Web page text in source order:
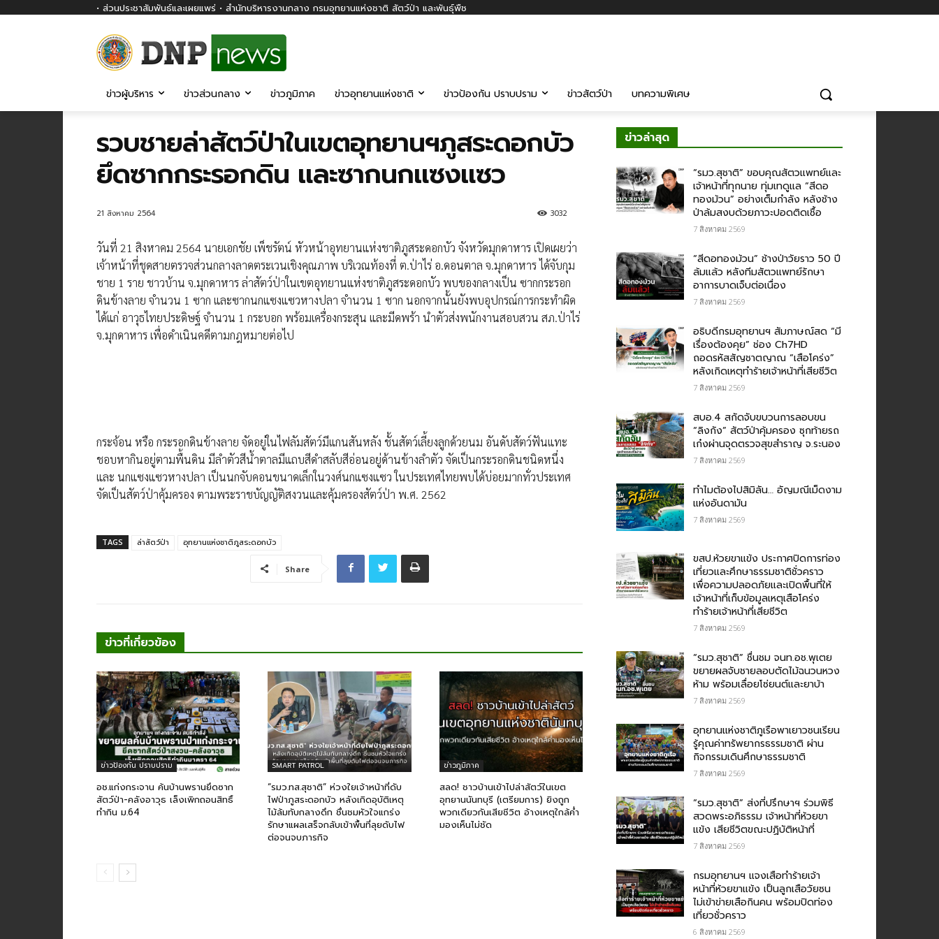
• ส่วนประชาสัมพันธ์และเผยแพร่ • สำนักบริหารงานกลาง กรมอุทยานแห่งชาติ สัตว์ป่า และพันธุ์พืช
ข่าวผู้บริหาร ข่าวส่วนกลาง ข่าวภูมิภาค ข่าวอุทยานแห่งชาติ ข่าวป้องกัน ปราบปราม ข่าวสัตว์ป่า บทความพิเศษ
รวบชายล่าสัตว์ป่าในเขตอุทยานฯภูสระดอกบัว
ยึดซากกระรอกดิน และซากนกแซงแซว
21 สิงหาคม 2564 3032
วันที่ 21 สิงหาคม 2564 นายเอกชัย เพ็ชรัตน์ หัวหน้าอุทยานแห่งชาติภูสระดอกบัว จังหวัดมุกดาหาร เปิดเผย​ว่า​
เจ้า​หน้าที่​ชุดสายตรวจส่วนกลางลาดตระเวนเชิงคุณภาพ บริเวณท้องที่ ต.ป่าไร่ อ.ดอนตาล จ.มุกดาหาร ได้จับกุม
ชาย 1 ราย ชาวบ้าน จ.มุกดาหาร ล่าสัตว์ป่าในเขตอุทยานแห่งชาติภูสระดอกบัว พบของกลางเป็น ซากกระรอก
ดินข้างลาย จำนวน 1 ซาก และซากนกแซงแซวหางปลา จำนวน 1 ซาก นอกจาก​นั้นยังพบอุปกรณ์การกระทำผิด
ได้แก่ อาวุธไทยประดิษฐ์ จำนวน 1 กระบอก พร้อมเครื่องกระสุน และมีดพร้า นำตัวส่งพนักงานสอบสวน สภ.ป่าไร่
จ.มุกดาหาร เพื่อดำเนินคดีตามกฎหมาย​ต่อไป​
กระจ้อน หรือ กระรอกดินข้างลาย จัดอยู่ในไฟลัมสัตว์มีแกนสันหลัง ชั้นสัตว์เลี้ยงลูกด้วยนม อันดับสัตว์ฟันแทะ
ชอบหากินอยู่ตามพื้นดิน มีลำตัวสีน้ำตาลมีแถบสีดำสลับสีอ่อนอยู่ด้านข้างลำตัว จัดเป็นกระรอกดินชนิดหนึ่ง
และ นกแซงแซวหางปลา เป็นนกจับคอนขนาดเล็กในวงศ์นกแซงแซว ในประเทศไทยพบได้บ่อยมากทั่วประเทศ
จัดเป็นสัตว์ป่าคุ้มครอง ตามพระราชบัญญัติสงวนและคุ้มครองสัตว์ป่า พ.ศ. 2562
TAGS ล่าสัตว์ป่า อุทยานแห่งชาติภูสระดอกบัว
Share
ข่าวที่เกี่ยวข้อง
ข่าวป้องกัน ปราบปราม
อช.แก่งกระจาน ค้นบ้านพรานยึดซาก
สัตว์ป่า-คลังอาวุธ เล็งเพิกถอนสิทธิ์
ทำกิน ม.64
SMART PATROL
“รมว.ทส.สุชาติ” ห่วงใยเจ้าหน้าที่ดับ
ไฟป่าภูสระดอกบัว หลังเกิดอุบัติเหตุ
ไม้ล้มทับกลางดึก ชื่นชมหัวใจแกร่ง
รักษาแผลเสร็จกลับเข้าพื้นที่ลุยดับไฟ
ต่อจนจบภารกิจ
ข่าวภูมิภาค
สลด! ชาวบ้านเข้าไปล่าสัตว์ในเขต
อุทยานนันทบุรี (เตรียมการ) ยิงถูก
พวกเดียวกันเสียชีวิต อ้างเหตุใกล้ค่ำ
มองเห็นไม่ชัด
ข่าวล่าสุด
“รมว.สุชาติ” ขอบคุณสัตวแพทย์และ
เจ้าหน้าที่ทุกนาย ทุ่มเทดูแล “สีดอ
ทองม้วน” อย่างเต็มกำลัง หลังช้าง
ป่าล้มสงบด้วยภาวะปอดติดเชื้อ
7 สิงหาคม 2569
“สีดอทองม้วน” ช้างป่าวัยราว 50 ปี
ล้มแล้ว หลังทีมสัตวแพทย์รักษา
อาการบาดเจ็บต่อเนื่อง
7 สิงหาคม 2569
อธิบดีกรมอุทยานฯ สัมภาษณ์สด “มี
เรื่องต้องคุย” ช่อง Ch7HD
ถอดรหัสสัญชาตญาณ “เสือโคร่ง”
หลังเกิดเหตุทำร้ายเจ้าหน้าที่เสียชีวิต
7 สิงหาคม 2569
สบอ.4 สกัดจับขบวนการลอบขน
“ลิงกัง” สัตว์ป่าคุ้มครอง ซุกท้ายรถ
เก๋งผ่านจุดตรวจสุขสำราญ จ.ระนอง
7 สิงหาคม 2569
ทำไมต้องไปสิมิลัน… อัญมณีเม็ดงาม
แห่งอันดามัน
7 สิงหาคม 2569
ขสป.ห้วยขาแข้ง ประกาศปิดการท่อง
เที่ยวและศึกษาธรรมชาติชั่วคราว
เพื่อความปลอดภัยและเปิดพื้นที่ให้
เจ้าหน้าที่เก็บข้อมูลเหตุเสือโคร่ง
ทำร้ายเจ้าหน้าที่เสียชีวิต
7 สิงหาคม 2569
“รมว.สุชาติ” ชื่นชม​ จนท.อช.พุเตย​
ขยายผลจับชายลอบตัดไม้ฉนวนหวง
ห้าม พร้อมเลื่อยโซ่ยนต์และยาบ้า
7 สิงหาคม 2569
อุทยานแห่งชาติภูเรือพาเยาวชนเรียน
รู้คุณค่าทรัพยากรธรรมชาติ ผ่าน
กิจกรรมเดินศึกษาธรรมชาติ
7 สิงหาคม 2569
“รมว.สุชาติ” ส่งที่ปรึกษาฯ ร่วมพิธี
สวดพระอภิธรรม เจ้าหน้าที่ห้วยขา
แข้ง เสียชีวิตขณะปฏิบัติหน้าที่
7 สิงหาคม 2569
กรม​อุทยานฯ แจงเสือทำร้ายเจ้า
หน้าที่ห้วยขาแข้ง เป็นลูกเสือวัยซน
ไม่เข้าข่ายเสือกินคน พร้อมปิดท่อง
เที่ยวชั่วคราว
6 สิงหาคม 2569